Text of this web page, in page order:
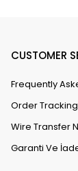
CUSTOMER
Frequently
Order Tracking
Wire Transfer
Garanti Ve